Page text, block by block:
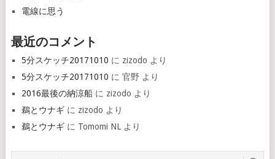
電線に思う
最近のコメント
5分スケッチ20171010 に zizodo より
5分スケッチ20171010 に 官野 より
2016最後の納涼船に zizodo より
鵜とウナギに zizodo より
鵜とウナギに Tomomi NLより